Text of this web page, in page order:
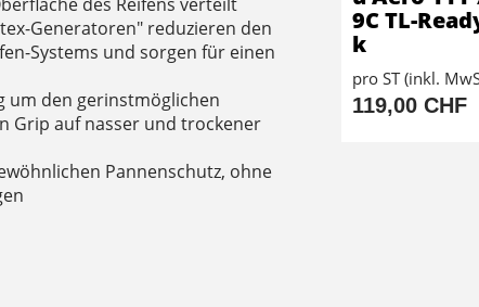
Generatoren" reduzieren den
Systems und sorgen für einen
um den gerinstmöglichen
Grip auf nasser und trockener
Pannenschutz, ohne
9C TL-
k
pro ST (inkl.
119,00 CHF